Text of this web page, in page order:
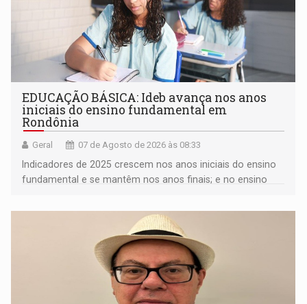
EDUCAÇÃO BÁSICA: Ideb avança nos anos
iniciais do ensino fundamental em
Rondônia
Geral 07 de Agosto de 2026 às 08:33
Indicadores de 2025 crescem nos anos iniciais do ensino
fundamental e se mantêm nos anos finais; e no ensino